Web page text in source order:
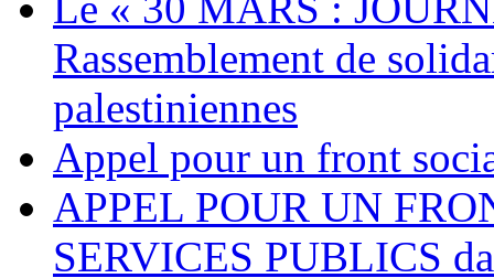
Rassemblement de
palestiniennes
Appel pour un front
APPEL POUR UN
SERVICES PUBLICS